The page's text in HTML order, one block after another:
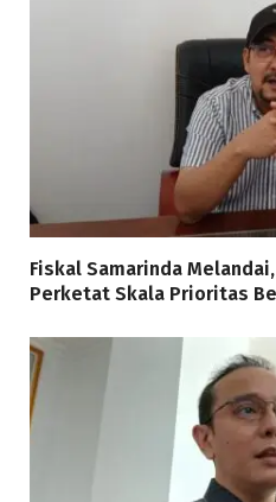
Fiskal Samarinda
Perketat Skala Prioritas